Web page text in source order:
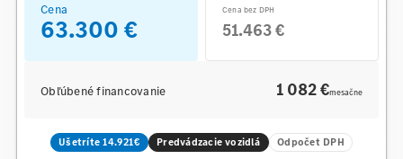
Cena
63.300 €
Cena bez DPH
51.463 €
Obľúbené financovanie 1 082 €mesačne
Ušetríte 14.921€ Predvádzacie vozidlá Odpočet DPH